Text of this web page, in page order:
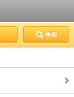
検索